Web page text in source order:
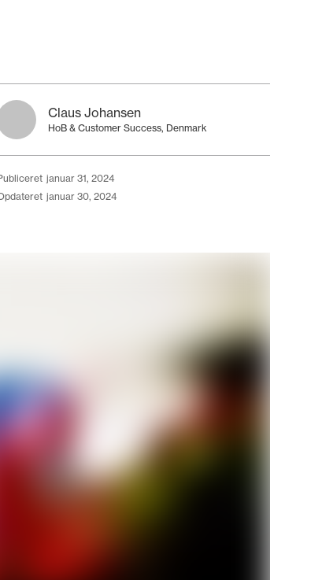
Claus Johansen
HoB & Customer Success, Denmark
publiceret januar 31, 2024
opdateret januar 30, 2024